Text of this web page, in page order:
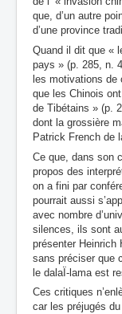
que, d’un autre
d’une province
Quand il dit que «
pays » (p. 285, n.
les motivations de
que les Chinois
de Tibétains » (p.
dont la grossière
Patrick French de
Ce que, dans son
propos des
on a fini par
pourrait aussi
avec nombre
silences, ils sont
présenter Heinrich
sans préciser que
le dalaÏ-lama est
Ces critiques
car les préjugés